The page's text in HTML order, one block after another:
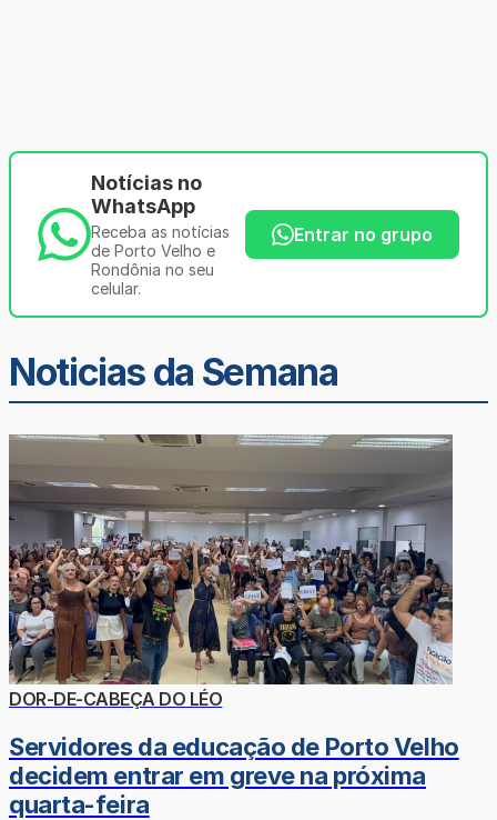
Notícias no
WhatsApp
Receba as notícias
de Porto Velho e
Rondônia no seu
celular.
Entrar no grupo
Noticias da Semana
DOR-DE-CABEÇA DO LÉO
Servidores da educação de Porto Velho
decidem entrar em greve na próxima
quarta-feira